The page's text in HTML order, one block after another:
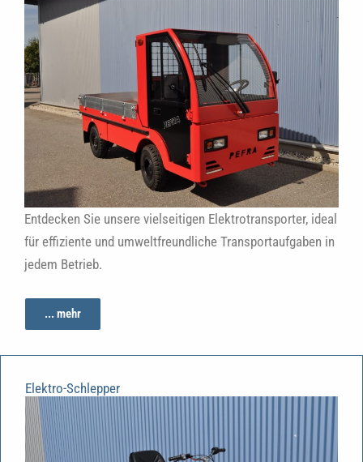
Entdecken Sie unsere vielseitigen Elektrotransporter, ideal
für effiziente und umweltfreundliche Transportaufgaben in
jedem Betrieb.
... mehr
Elektro-Schlepper